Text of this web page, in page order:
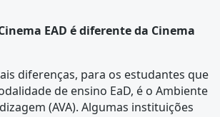
EAD é diferente da Cinema
diferenças, para os estudantes que
de ensino EaD, é o Ambiente
(AVA). Algumas instituições